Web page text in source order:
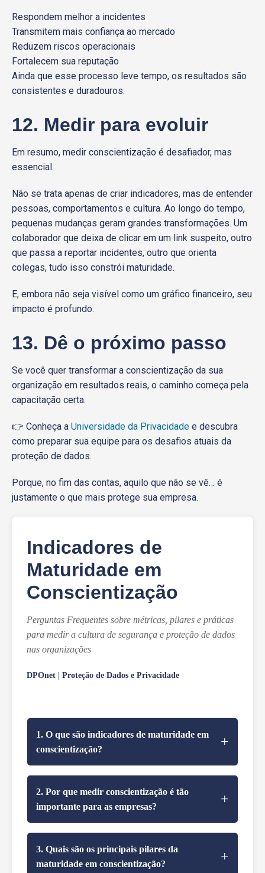
Respondem melhor a incidentes
Transmitem mais confiança ao mercado
Reduzem riscos operacionais
Fortalecem sua reputação
Ainda que esse processo leve tempo, os resultados são
consistentes e duradouros.
12. Medir para evoluir
Em resumo, medir conscientização é desafiador, mas
essencial.
Não se trata apenas de criar indicadores, mas de entender
pessoas, comportamentos e cultura. Ao longo do tempo,
pequenas mudanças geram grandes transformações. Um
colaborador que deixa de clicar em um link suspeito, outro
que passa a reportar incidentes, outro que orienta
colegas, tudo isso constrói maturidade.
E, embora não seja visível como um gráfico financeiro, seu
impacto é profundo.
13. Dê o próximo passo
Se você quer transformar a conscientização da sua
organização em resultados reais, o caminho começa pela
capacitação certa.
👉 Conheça a Universidade da Privacidade e descubra
como preparar sua equipe para os desafios atuais da
proteção de dados.
Porque, no fim das contas, aquilo que não se vê… é
justamente o que mais protege sua empresa.
Indicadores de
Maturidade em
Conscientização
Perguntas Frequentes sobre métricas, pilares e práticas
para medir a cultura de segurança e proteção de dados
nas organizações
DPOnet | Proteção de Dados e Privacidade
1. O que são indicadores de maturidade em
conscientização?
Indicadores de maturidade em
conscientização são métricas que ajudam a
entender se o conhecimento sobre proteção
de dados e segurança da informação está
vão além de medir atividades, como
2. Por que medir conscientização é tão
importante para as empresas?
Sem mensuração, as organizações podem
ter uma falsa sensação de segurança,
acreditando que treinamentos são
3. Quais são os principais pilares da
maturidade em conscientização?